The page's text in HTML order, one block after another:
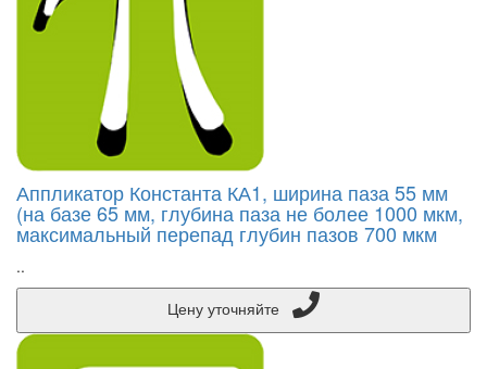
Аппликатор Константа КА1, ширина паза 55 мм
(на базе 65 мм, глубина паза не более 1000 мкм,
максимальный перепад глубин пазов 700 мкм
..